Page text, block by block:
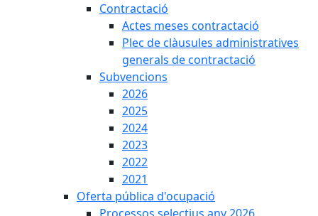
Contractació
Actes meses contractació
Plec de clàusules administratives
generals de contractació
Subvencions
2026
2025
2024
2023
2022
2021
Oferta pública d'ocupació